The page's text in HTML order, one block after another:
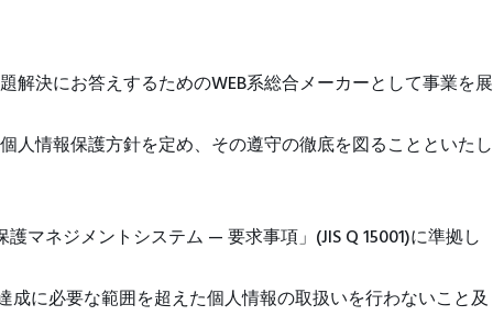
決にお答えするためのWEB系総合メーカーとして事業を展
情報保護方針を定め、その遵守の徹底を図ることといたし
マネジメントシステム — 要求事項」(JIS Q 15001)に準拠し
に必要な範囲を超えた個人情報の取扱いを行わないこと及